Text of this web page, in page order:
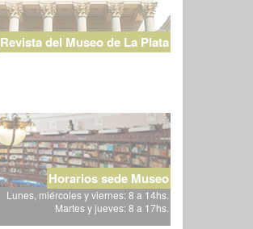
Revista del Museo de La Plata
Horarios sede Museo
Lunes, miércoles y viernes: 8 a 14hs.
Martes y jueves: 8 a 17hs.